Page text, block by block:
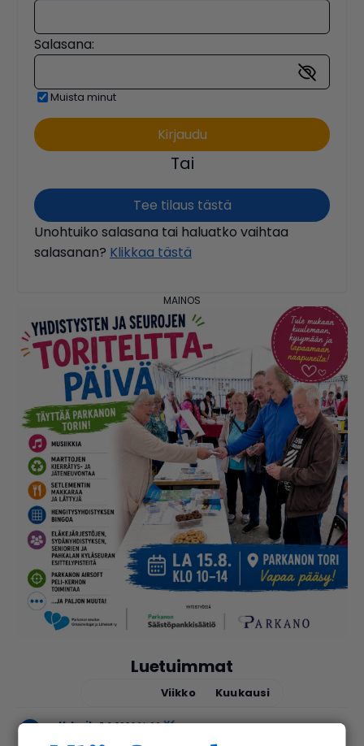
Salasana:
Muista minut
Tai
Tee tilaus tästä
Unohtuiko salasana tai haluatko vaihtaa
salasanan? Klikkaa tästä
Luetuimmat
Viikko Kuukausi
urheilu7.8.2026 14.00